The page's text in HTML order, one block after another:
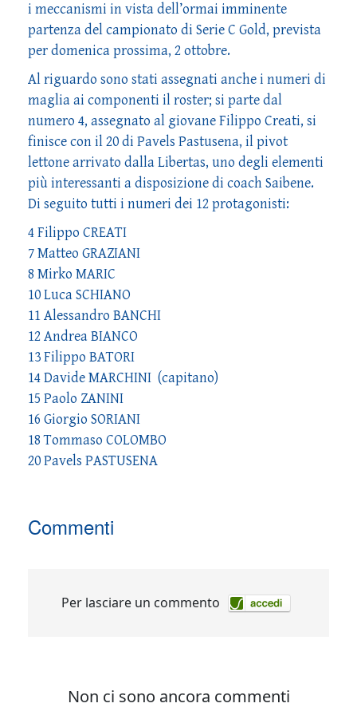
i meccanismi in vista dell’ormai imminente
partenza del campionato di Serie C Gold, prevista
per domenica prossima, 2 ottobre.
Al riguardo sono stati assegnati anche i numeri di
maglia ai componenti il roster; si parte dal
numero 4, assegnato al giovane Filippo Creati, si
finisce con il 20 di Pavels Pastusena, il pivot
lettone arrivato dalla Libertas, uno degli elementi
più interessanti a disposizione di coach Saibene.
Di seguito tutti i numeri dei 12 protagonisti:
4 Filippo CREATI
7 Matteo GRAZIANI
8 Mirko MARIC
10 Luca SCHIANO
11 Alessandro BANCHI
12 Andrea BIANCO
13 Filippo BATORI
14 Davide MARCHINI (capitano)
15 Paolo ZANINI
16 Giorgio SORIANI
18 Tommaso COLOMBO
20 Pavels PASTUSENA
Commenti